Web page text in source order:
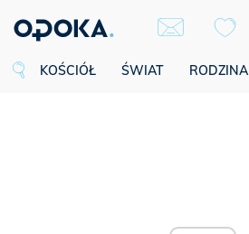
KOŚCIÓŁ ŚWIAT RODZINA